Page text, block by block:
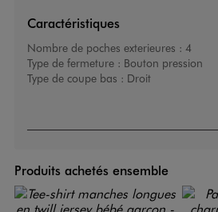
Caractéristiques
Nombre de poches exterieures : 4
Type de fermeture : Bouton pression
Type de coupe bas : Droit
Produits achetés ensemble